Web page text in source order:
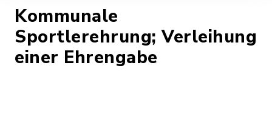
Kommunale
Sportlerehrung; Verleihung
einer Ehrengabe